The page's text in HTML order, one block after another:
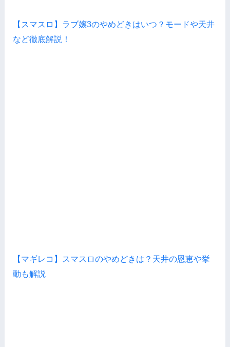
【スマスロ】ラブ嬢3のやめどきはいつ？モードや天井
など徹底解説！
【マギレコ】スマスロのやめどきは？天井の恩恵や挙
動も解説